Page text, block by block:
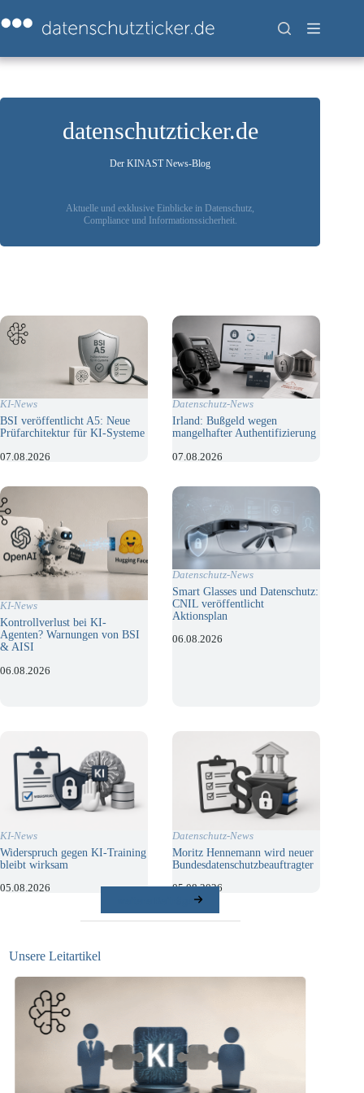
Inhalt
springen
datenschutzticker.de
Der KINAST News-Blog
Aktuelle und exklusive Einblicke in Datenschutz,
Compliance und Informationssicherheit.
KI-News
BSI veröffentlicht A5: Neue
Prüfarchitektur für KI-Systeme
07.08.2026
Datenschutz-News
Irland: Bußgeld wegen
mangelhafter Authentifizierung
07.08.2026
KI-News
Kontrollverlust bei KI-
Agenten? Warnungen von BSI
& AISI
06.08.2026
Datenschutz-News
Smart Glasses und Datenschutz:
CNIL veröffentlicht
Aktionsplan
06.08.2026
KI-News
Widerspruch gegen KI-Training
bleibt wirksam
05.08.2026
Datenschutz-News
Moritz Hennemann wird neuer
Bundesdatenschutzbeauftragter
05.08.2026
Unsere Leitartikel